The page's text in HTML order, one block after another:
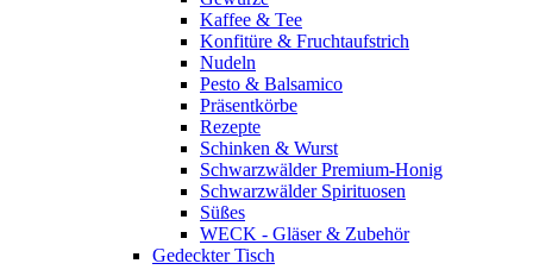
Kaffee & Tee
Konfitüre & Fruchtaufstrich
Nudeln
Pesto & Balsamico
Präsentkörbe
Rezepte
Schinken & Wurst
Schwarzwälder Premium-Honig
Schwarzwälder Spirituosen
Süßes
WECK - Gläser & Zubehör
Gedeckter Tisch